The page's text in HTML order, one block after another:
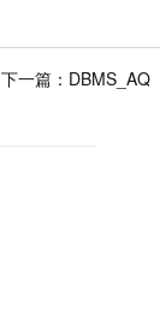
下一篇： DBMS_AQ